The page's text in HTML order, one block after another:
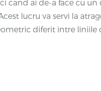
cand ai de-a face cu
lucru va servi la
diferit intre liniile